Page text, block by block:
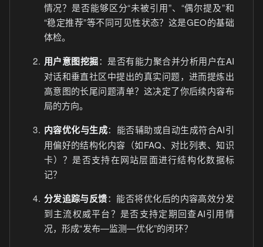
情况？是否能够区分“未被引用”、“偶尔提及”和
“稳定推荐”等不同可见性状态？这是GEO的基础
体检。
用户意图挖掘：是否有能力聚合并分析用户在AI
对话和垂直社区中提出的真实问题，进而提炼出
高意图的长尾问题清单？这决定了你后续内容布
局的方向。
内容优化与生成：能否辅助或自动生成符合AI引
用偏好的结构化内容（如FAQ、对比列表、知识
卡）？是否支持在网站层面进行结构化数据标
记？
分发追踪与反馈：能否将优化后的内容高效分发
到主流权威平台？是否支持定期回查AI引用情
况，形成“发布—监测—优化”的闭环？